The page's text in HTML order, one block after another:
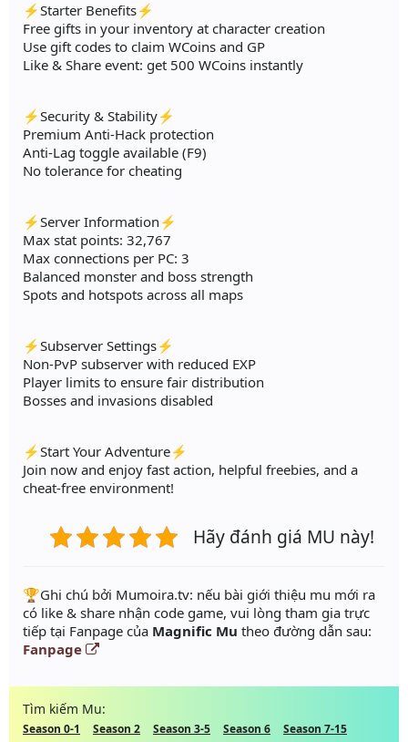
⚡Starter Benefits⚡
Free gifts in your inventory at character creation
Use gift codes to claim WCoins and GP
Like & Share event: get 500 WCoins instantly
⚡Security & Stability⚡
Premium Anti-Hack protection
Anti-Lag toggle available (F9)
No tolerance for cheating
⚡Server Information⚡
Max stat points: 32,767
Max connections per PC: 3
Balanced monster and boss strength
Spots and hotspots across all maps
⚡Subserver Settings⚡
Non-PvP subserver with reduced EXP
Player limits to ensure fair distribution
Bosses and invasions disabled
⚡Start Your Adventure⚡
Join now and enjoy fast action, helpful freebies, and a
cheat-free environment!
Hãy đánh giá MU này!
️🏆Ghi chú bởi Mumoira.tv: nếu bài giới thiệu mu mới ra
có like & share nhận code game, vui lòng tham gia trực
tiếp tại Fanpage của Magnific Mu theo đường dẫn sau:
Fanpage
Tìm kiếm Mu:
Season 0-1 Season 2 Season 3-5 Season 6
Season 7-15